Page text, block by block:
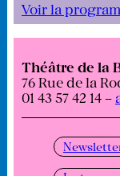
Voir la
Théâtre de la
76 Rue de la
01 43 57 42 14 –